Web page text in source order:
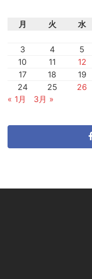
月
火 水
3
4 5
10
11 12
17
18 19
24
25 26
« 1月
3月 »